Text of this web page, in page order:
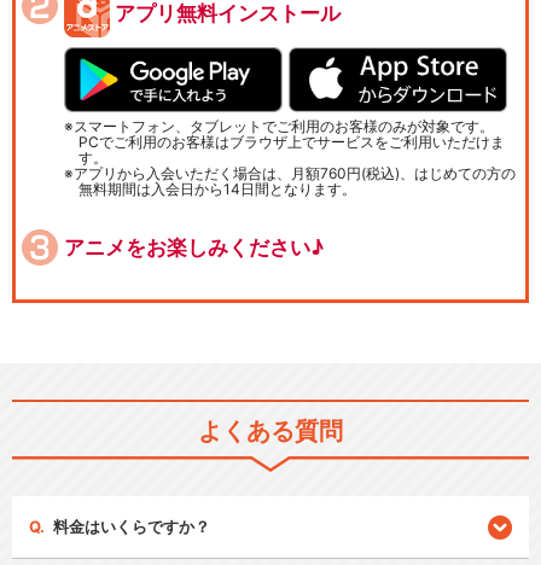
アプリ無料インストール
スマートフォン、タブレットでご利用のお客様のみが対象です。
PCでご利用のお客様はブラウザ上でサービスをご利用いただけま
す。
アプリから入会いただく場合は、月額760円(税込)、はじめての方の
無料期間は入会日から14日間となります。
アニメをお楽しみください♪
よくある質問
料金はいくらですか？